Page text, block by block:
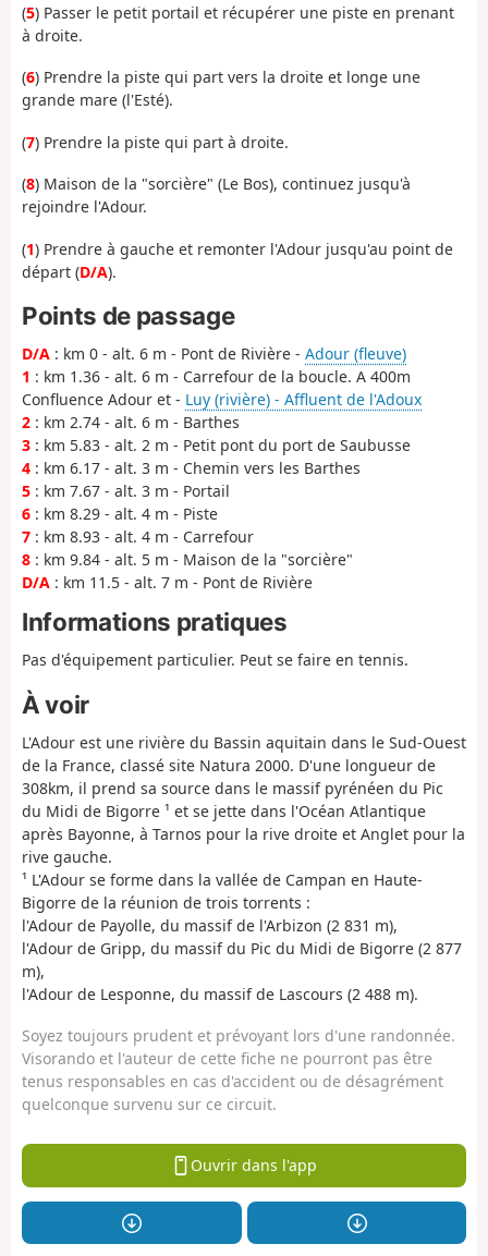
(5) Passer le petit portail et récupérer une piste en prenant
à droite.
(6) Prendre la piste qui part vers la droite et longe une
grande mare (l'Esté).
(7) Prendre la piste qui part à droite.
(8) Maison de la "sorcière" (Le Bos), continuez jusqu'à
rejoindre l'Adour.
(1) Prendre à gauche et remonter l'Adour jusqu'au point de
départ (D/A).
Points de passage
D/A : km 0 - alt. 6 m - Pont de Rivière - Adour (fleuve)
1 : km 1.36 - alt. 6 m - Carrefour de la boucle. A 400m
Confluence Adour et - Luy (rivière) - Affluent de l'Adoux
2 : km 2.74 - alt. 6 m - Barthes
3 : km 5.83 - alt. 2 m - Petit pont du port de Saubusse
4 : km 6.17 - alt. 3 m - Chemin vers les Barthes
5 : km 7.67 - alt. 3 m - Portail
6 : km 8.29 - alt. 4 m - Piste
7 : km 8.93 - alt. 4 m - Carrefour
8 : km 9.84 - alt. 5 m - Maison de la "sorcière"
D/A : km 11.5 - alt. 7 m - Pont de Rivière
Informations pratiques
Pas d'équipement particulier. Peut se faire en tennis.
À voir
L'Adour est une rivière du Bassin aquitain dans le Sud-Ouest
de la France, classé site Natura 2000. D'une longueur de
308km, il prend sa source dans le massif pyrénéen du Pic
du Midi de Bigorre ¹ et se jette dans l'Océan Atlantique
après Bayonne, à Tarnos pour la rive droite et Anglet pour la
rive gauche.
¹ L'Adour se forme dans la vallée de Campan en Haute-
Bigorre de la réunion de trois torrents :
l'Adour de Payolle, du massif de l'Arbizon (2 831 m),
l'Adour de Gripp, du massif du Pic du Midi de Bigorre (2 877
m),
l'Adour de Lesponne, du massif de Lascours (2 488 m).
Soyez toujours prudent et prévoyant lors d'une randonnée.
Visorando et l'auteur de cette fiche ne pourront pas être
tenus responsables en cas d'accident ou de désagrément
quelconque survenu sur ce circuit.
Ouvrir dans l'app